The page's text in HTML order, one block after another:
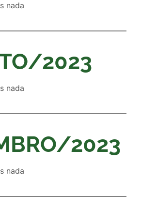
nada
2023
nada
2023
nada